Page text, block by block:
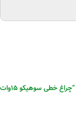
اولین نفری باشید که دیدگاهی را ارسال می کنید برای “چراغ خطی سوهیکو ۱۵وات